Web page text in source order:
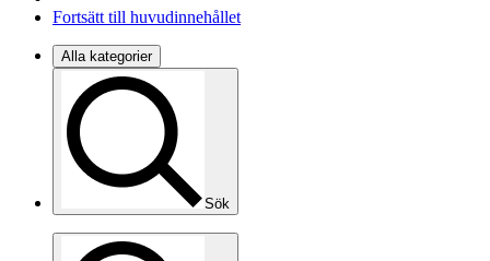
Fortsätt till huvudinnehållet
Alla kategorier
Sök